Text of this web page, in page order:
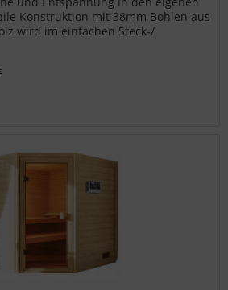
Konstruktion mit 38mm Bohlen aus
wird im einfachen Steck-/